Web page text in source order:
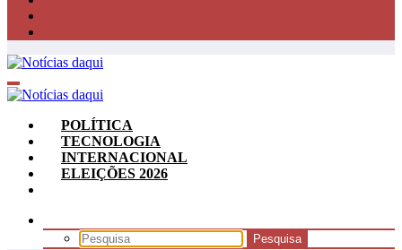
POLÍTICA
TECNOLOGIA
INTERNACIONAL
ELEIÇÕES 2026